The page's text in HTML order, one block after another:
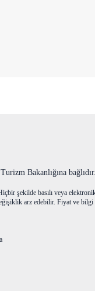
Bakanlığına bağlıdır.
şekilde basılı veya
arz edebilir. Fiyat ve bilgi